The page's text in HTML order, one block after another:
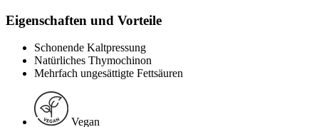
Eigenschaften und Vorteile
Schonende Kaltpressung
Natürliches Thymochinon
Mehrfach ungesättigte Fettsäuren
Vegan